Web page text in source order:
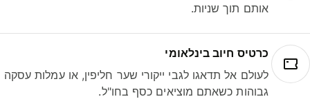
אותם תוך שניות.
כרטיס חיוב בינלאומי
לעולם אל תדאגו לגבי ייקורי שער חליפין, או עמלות עסקה
גבוהות כשאתם מוציאים כסף בחו"ל.